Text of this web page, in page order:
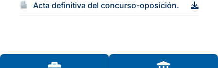
Acta definitiva del concurso-oposición.